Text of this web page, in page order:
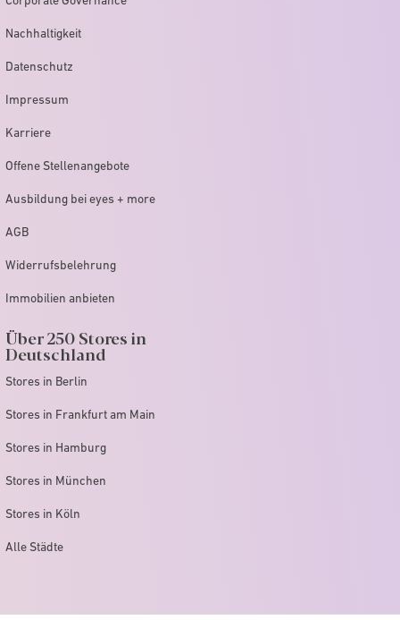
Nachhaltigkeit
Datenschutz
Impressum
Karriere
Offene Stellenangebote
Ausbildung bei eyes + more
AGB
Widerrufsbelehrung
Immobilien anbieten
Über 250 Stores in
Deutschland
Stores in Berlin
Stores in Frankfurt am Main
Stores in Hamburg
Stores in München
Stores in Köln
Alle Städte